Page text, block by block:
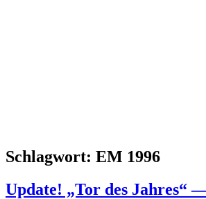
Schlagwort: EM 1996
Update! „Tor des Jahres“